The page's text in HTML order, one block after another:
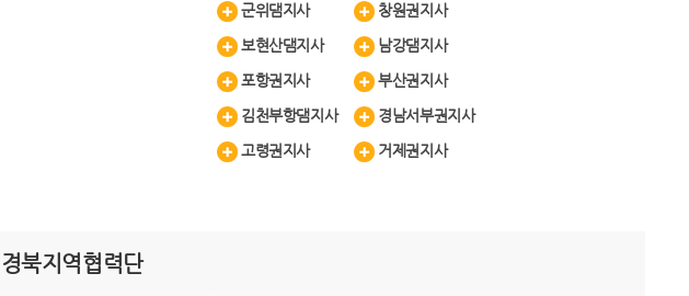
군위댐지사
보현산댐지사
포항권지사
김천부항댐지사
고령권지사
창원권지사
남강댐지사
부산권지사
경남서부권지사
거제권지사
경북지역협력단